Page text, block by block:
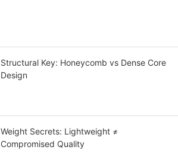
Structural Key: Honeycomb vs Dense Core
Design
Weight Secrets: Lightweight ≠
Compromised Quality